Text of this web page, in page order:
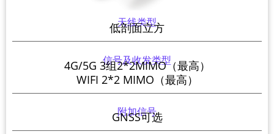
天线类型
低剖面立方
信号及收发类型
4G/5G 3组2*2MIMO（最高）
WIFI 2*2 MIMO（最高）
附加信号
GNSS可选